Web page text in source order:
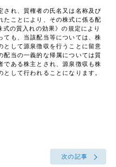
され、質権者の氏名又は名称及び
たことにより、その株式に係る配
の質入れの効果》の規定により
ても、当該配当等については、株
として源泉徴収を行うことに留意
配当の一義的な帰属については質
である株主とされ、源泉徴収も株
として行われることになります。
次の記事